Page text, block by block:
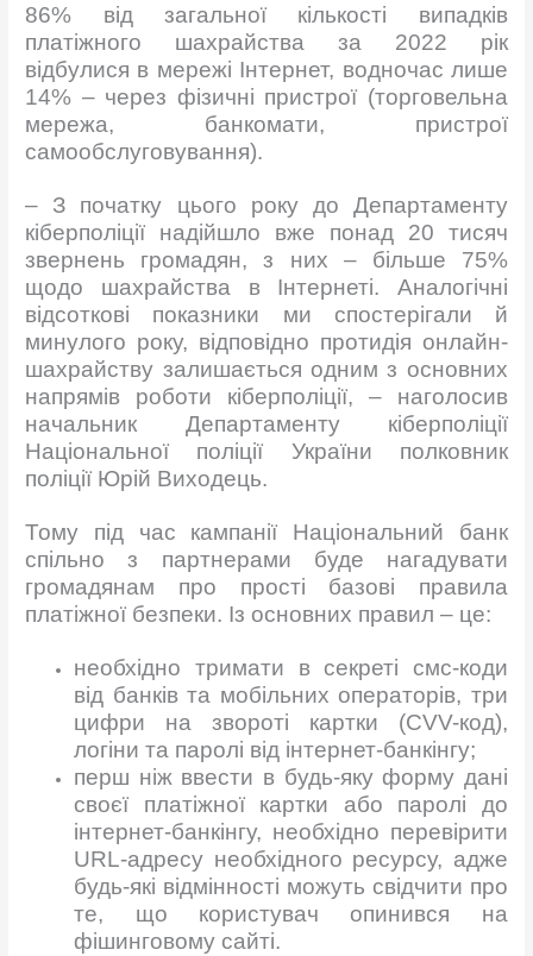
86% від загальної кількості випадків
платіжного шахрайства за 2022 рік
відбулися в мережі Інтернет, водночас лише
14% – через фізичні пристрої (торговельна
мережа, банкомати, пристрої
самообслуговування).
– З початку цього року до Департаменту
кіберполіції надійшло вже понад 20 тисяч
звернень громадян, з них – більше 75%
щодо шахрайства в Інтернеті. Аналогічні
відсоткові показники ми спостерігали й
минулого року, відповідно протидія онлайн-
шахрайству залишається одним з основних
напрямів роботи кіберполіції, – наголосив
начальник Департаменту кіберполіції
Національної поліції України полковник
поліції Юрій Виходець.
Тому під час кампанії Національний банк
спільно з партнерами буде нагадувати
громадянам про прості базові правила
платіжної безпеки. Із основних правил – це:
необхідно тримати в секреті смс-коди
від банків та мобільних операторів, три
цифри на звороті картки (CVV-код),
логіни та паролі від інтернет-банкінгу;
перш ніж ввести в будь-яку форму дані
своєї платіжної картки або паролі до
інтернет-банкінгу, необхідно перевірити
URL-адресу необхідного ресурсу, адже
будь-які відмінності можуть свідчити про
те, що користувач опинився на
фішинговому сайті.